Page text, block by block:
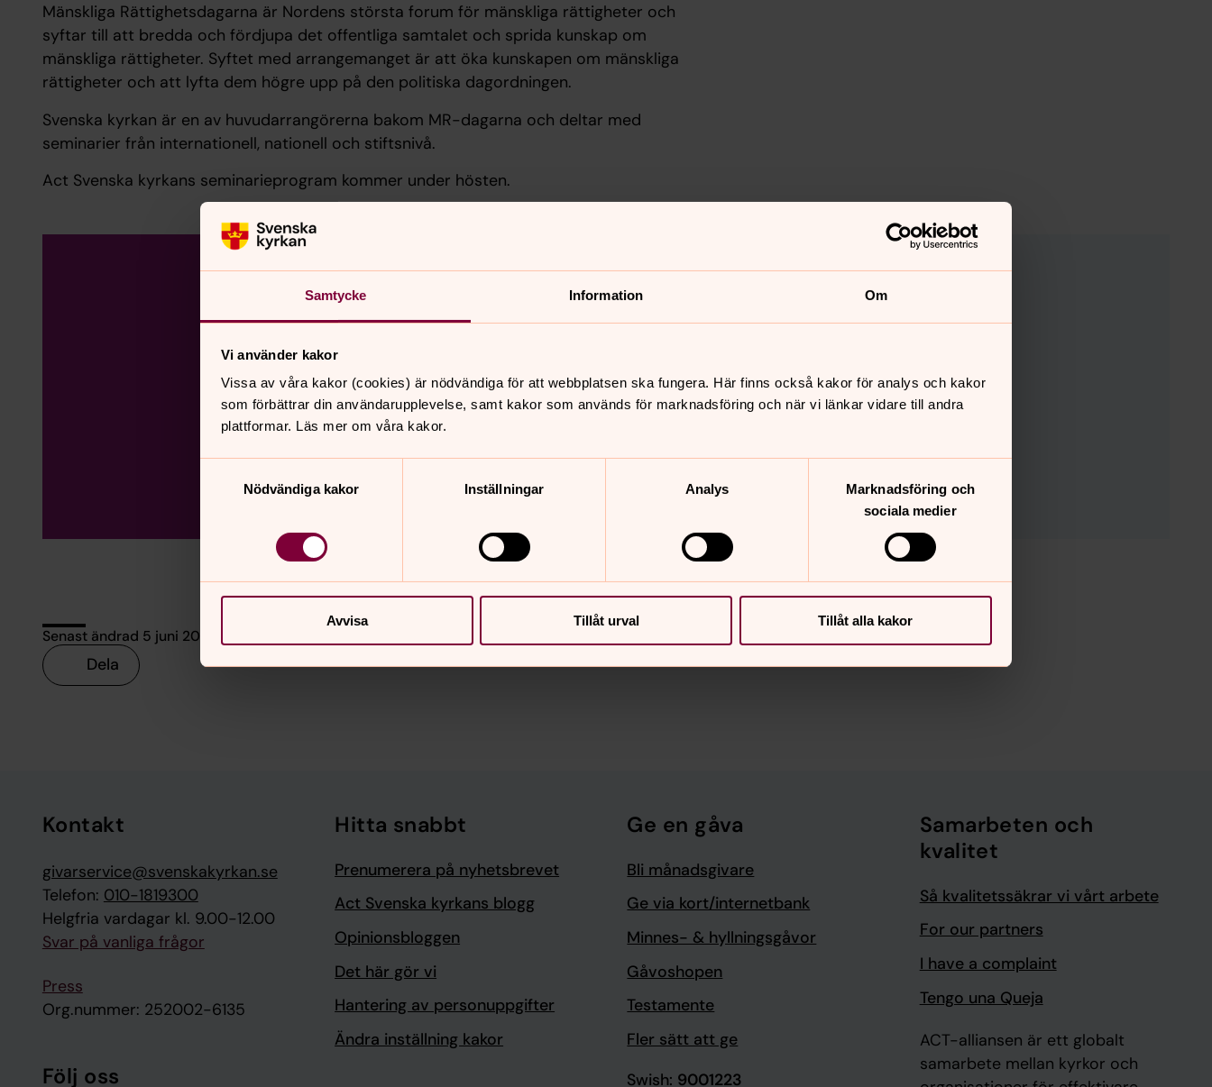
Samtycke Information Om
Vi använder kakor
Vissa av våra kakor (cookies) är nödvändiga för att webbplatsen ska fungera. Här finns också kakor för analys och kakor
som förbättrar din användarupplevelse, samt kakor som används för marknadsföring och när vi länkar vidare till andra
plattformar. Läs mer om våra kakor.
Nödvändiga kakor
Inställningar Analys
Marknadsföring och
sociala medier
Avvisa Tillåt urval Tillåt alla kakor
Mänskliga Rättighetsdagarna är Nordens största forum för mänskliga rättigheter och
syftar till att bredda och fördjupa det offentliga samtalet och sprida kunskap om
mänskliga rättigheter. Syftet med arrangemanget är att öka kunskapen om mänskliga
rättigheter och att lyfta dem högre upp på den politiska dagordningen.
Svenska kyrkan är en av huvudarrangörerna bakom MR-dagarna och deltar med
seminarier från internationell, nationell och stiftsnivå.
Act Svenska kyrkans seminarieprogram kommer under hösten.
Boka din biljett till MR-dagarna
Biljett till MR-dagarna
Senast ändrad 5 juni 2026
Dela
Kontakt
givarservice@svenskakyrkan.se
Telefon: 010-1819300
Helgfria vardagar kl. 9.00-12.00
Svar på vanliga frågor
Press
Org.nummer: 252002-6135
Följ oss
Hitta snabbt
Prenumerera på nyhetsbrevet
Act Svenska kyrkans blogg
Opinionsbloggen
Det här gör vi
Hantering av personuppgifter
Ändra inställning kakor
Ge en gåva
Bli månadsgivare
Ge via kort/internetbank
Minnes- & hyllningsgåvor
Gåvoshopen
Testamente
Fler sätt att ge
Swish: 9001223
Samarbeten och
kvalitet
Så kvalitetssäkrar vi vårt arbete
For our partners
I have a complaint
Tengo una Queja
ACT-alliansen är ett globalt
samarbete mellan kyrkor och